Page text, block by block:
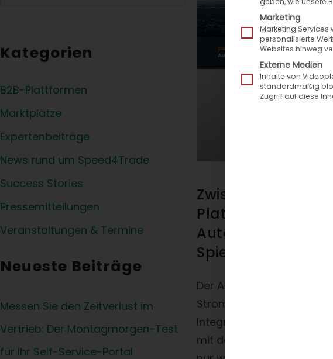
Kategorien
B2B-Plattformen
Marktplätze
Expertenbeiträge
News rund um Speed4Trade
Success Stories
Pressemitteilungen
Veranstaltungen & Termine
Neueste Beiträge
Messen Sie den Zeitverlust im
Vertrieb: Der Montagmorgen-Test
für Ihr Self-Service-Portal
Zwischen
Plattformmacht:
Autoteilehändler
Spielraum
Der Autoteilehandel steht
Strom: Preisdruck,
Integrationschaos. Viele
mit denselben Problemen,
Marketing
Marketing Services
personalisierte
Websites hinweg
Externe Medien
Inhalte von
standardmäßig
Zugriff auf diese